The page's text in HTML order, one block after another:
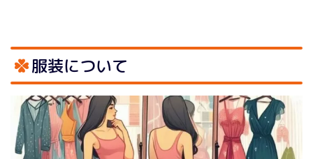
服装について